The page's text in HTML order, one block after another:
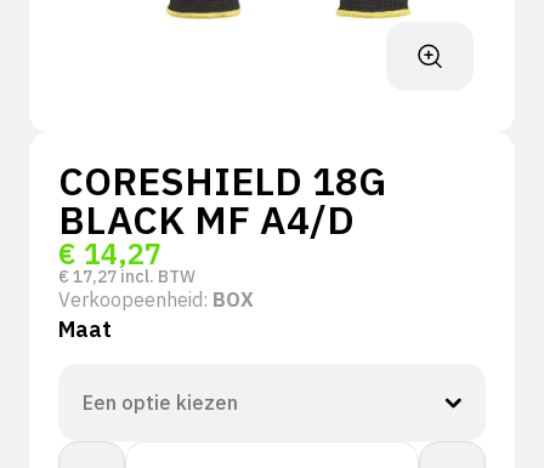
CORESHIELD 18G
BLACK MF A4/D
€ 14,27
€ 17,27 incl. BTW
Verkoopeenheid: BOX
Maat
CORESHIELD